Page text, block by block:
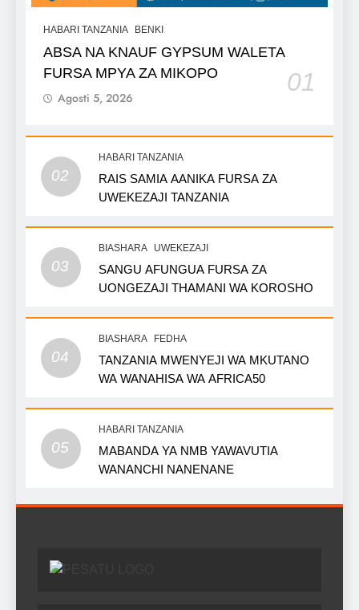
HABARI TANZANIA BENKI
ABSA NA KNAUF GYPSUM WALETA
FURSA MPYA ZA MIKOPO
01
Agosti 5, 2026
02
HABARI TANZANIA
RAIS SAMIA AANIKA FURSA ZA
UWEKEZAJI TANZANIA
03
BIASHARA UWEKEZAJI
SANGU AFUNGUA FURSA ZA
UONGEZAJI THAMANI WA KOROSHO
04
BIASHARA FEDHA
TANZANIA MWENYEJI WA MKUTANO
WA WANAHISA WA AFRICA50
05
HABARI TANZANIA
MABANDA YA NMB YAWAVUTIA
WANANCHI NANENANE